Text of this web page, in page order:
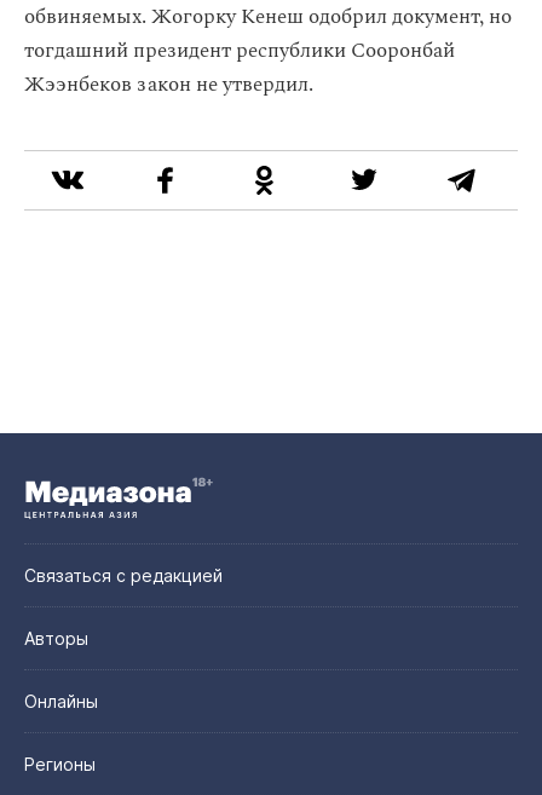
обвиняемых. Жогорку Кенеш одобрил документ, но
тогдашний президент республики Сооронбай
Жээнбеков закон не утвердил.
Связаться с редакцией
Авторы
Онлайны
Регионы